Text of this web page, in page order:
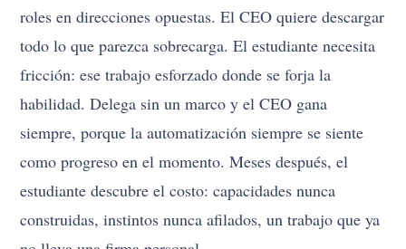
roles en direcciones opuestas. El CEO quiere descargar
todo lo que parezca sobrecarga. El estudiante necesita
fricción: ese trabajo esforzado donde se forja la
habilidad. Delega sin un marco y el CEO gana
siempre, porque la automatización siempre se siente
como progreso en el momento. Meses después, el
estudiante descubre el costo: capacidades nunca
construidas, instintos nunca afilados, un trabajo que ya